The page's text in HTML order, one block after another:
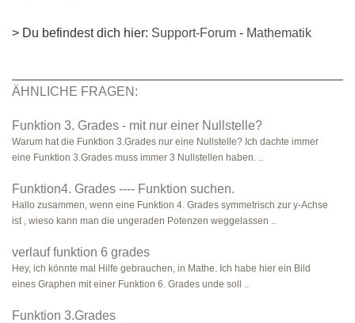
> Du befindest dich hier: Support-Forum - Mathematik
ÄHNLICHE FRAGEN:
Funktion 3. Grades - mit nur einer Nullstelle?
Warum hat die Funktion 3.Grades nur eine Nullstelle? Ich dachte immer
eine Funktion 3.Grades muss immer 3 Nullstellen haben. ..
Funktion4. Grades ---- Funktion suchen.
Hallo zusammen, wenn eine Funktion 4. Grades symmetrisch zur y-Achse
ist , wieso kann man die ungeraden Potenzen weggelassen ..
verlauf funktion 6 grades
Hey, ich könnte mal Hilfe gebrauchen, in Mathe. Ich habe hier ein Bild
eines Graphen mit einer Funktion 6. Grades unde soll ..
Funktion 3.Grades